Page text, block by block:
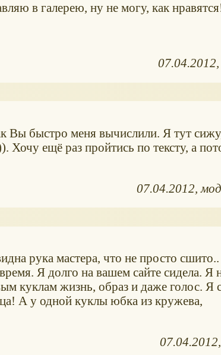
в галерею, ну не могу, как
07.04.2012
Вы быстро меня вычислили. Я тут
Хочу ещё раз пройтись по тексту, а
07.04.2012
рука мастера, что не просто сшито..
Я долго на вашем сайте сидела. Я
куклам жизнь, образ и даже голос. Я
А у одной куклы юбка из кружева,
07.04.2012